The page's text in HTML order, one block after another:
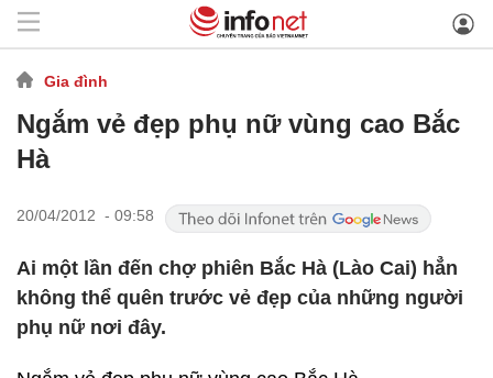
Gia đình
Ngắm vẻ đẹp phụ nữ vùng cao Bắc
Hà
20/04/2012 - 09:58
Ai một lần đến chợ phiên Bắc Hà (Lào Cai) hẳn
không thể quên trước vẻ đẹp của những người
phụ nữ nơi đây.